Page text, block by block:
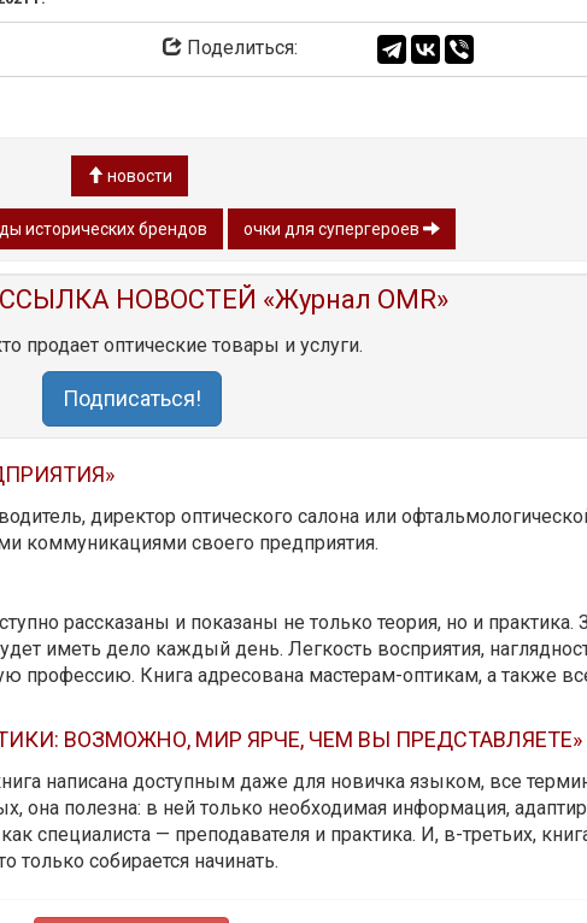
Поделиться:
новости
исторических брендов очки для супергероев
НОВОСТЕЙ «Журнал OMR»
продает оптические товары и услуги.
Подписаться!
директор оптического салона или
коммуникациями своего предприятия.
рассказаны и показаны не только теория, но и
иметь дело каждый день. Легкость восприятия,
профессию. Книга адресована мастерам-оптикам, а также
ВОЗМОЖНО, МИР ЯРЧЕ, ЧЕМ ВЫ ПРЕДСТАВЛЯЕТЕ»
написана доступным даже для новичка языком, все
она полезна: в ней только необходимая информация,
специалиста — преподавателя и практика. И, в-третьих,
только собирается начинать.